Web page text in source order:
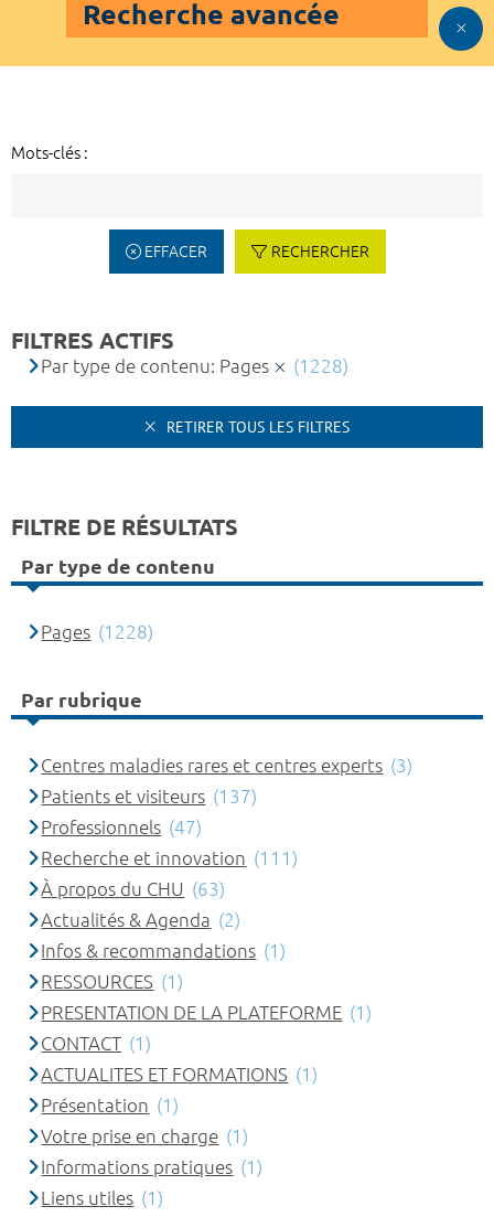
Recherche avancée
Mots-clés :
EFFACER RECHERCHER
FILTRES ACTIFS
Par type de contenu: Pages (1228)
RETIRER TOUS LES FILTRES
FILTRE DE RÉSULTATS
Par type de contenu
Pages (1228)
Par rubrique
Centres maladies rares et centres experts (3)
Patients et visiteurs (137)
Professionnels (47)
Recherche et innovation (111)
À propos du CHU (63)
Actualités & Agenda (2)
Infos & recommandations (1)
RESSOURCES (1)
PRESENTATION DE LA PLATEFORME (1)
CONTACT (1)
ACTUALITES ET FORMATIONS (1)
Présentation (1)
Votre prise en charge (1)
Informations pratiques (1)
Liens utiles (1)